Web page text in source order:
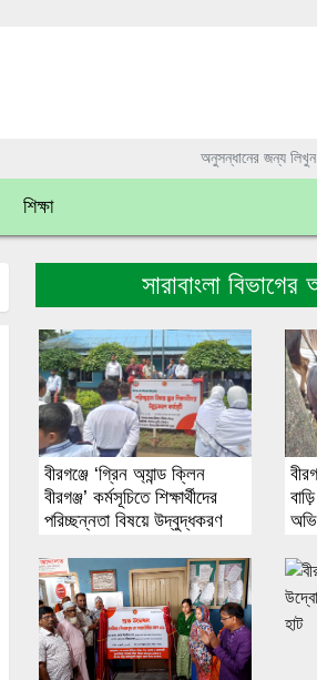
শিক্ষা
সারাবাংলা
বীরগঞ্জে ‘গ্রিন অ্যান্ড ক্লিন
বীরগঞ্জ’ কর্মসূচিতে শিক্ষার্থীদের
পরিচ্ছন্নতা বিষয়ে উদ্বুদ্ধকরণ